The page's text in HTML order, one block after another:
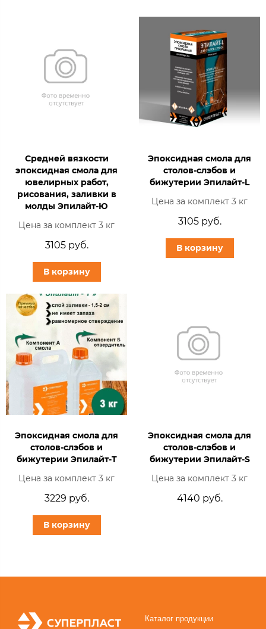
Средней вязкости
эпоксидная смола для
ювелирных работ,
рисования, заливки в
молды Эпилайт-Ю
Цена за комплект 3 кг
3105 руб.
В корзину
Эпоксидная смола для
столов-слэбов и
бижутерии Эпилайт-L
Цена за комплект 3 кг
3105 руб.
В корзину
Эпоксидная смола для
столов-слэбов и
бижутерии Эпилайт-T
Цена за комплект 3 кг
3229 руб.
В корзину
Эпоксидная смола для
столов-слэбов и
бижутерии Эпилайт-S
Цена за комплект 3 кг
4140 руб.
Каталог продукции